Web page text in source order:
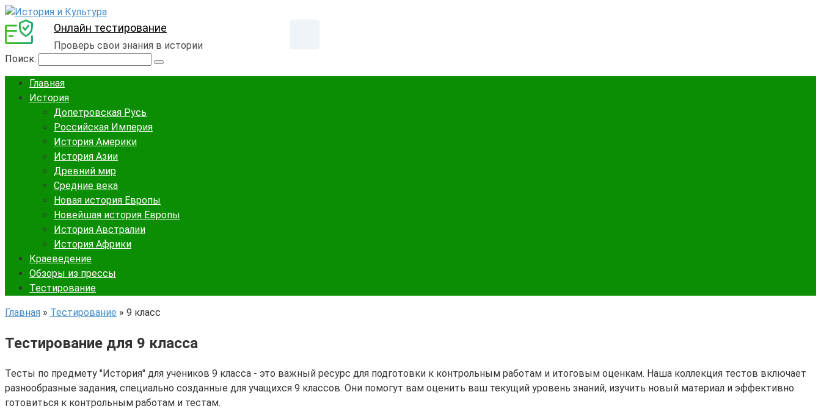
Онлайн тестирование
Проверь свои знания в истории
Поиск:
Главная
История
Допетровская Русь
Российская Империя
История Америки
История Азии
Древний мир
Средние века
Новая история Европы
Новейшая история Европы
История Австралии
История Африки
Краеведение
Обзоры из прессы
Тестирование
Главная » Тестирование » 9 класс
Тестирование для 9 класса
Тесты по предмету "История" для учеников 9 класса - это важный ресурс для подготовки к контрольным работам и итоговым оценкам. Наша коллекция тестов включает
разнообразные задания, специально созданные для учащихся 9 классов. Они помогут вам оценить ваш текущий уровень знаний, изучить новый материал и эффективно
готовиться к контрольным работам и тестам.